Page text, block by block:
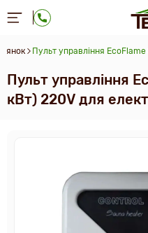
Пульт управління
Пульт управління
кВт) 220V для